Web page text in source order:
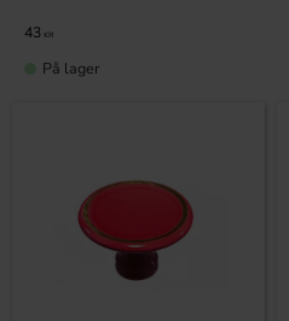
43 KR
På lager